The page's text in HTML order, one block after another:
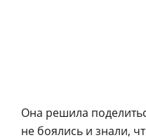
Она решила
не боялись и знали,